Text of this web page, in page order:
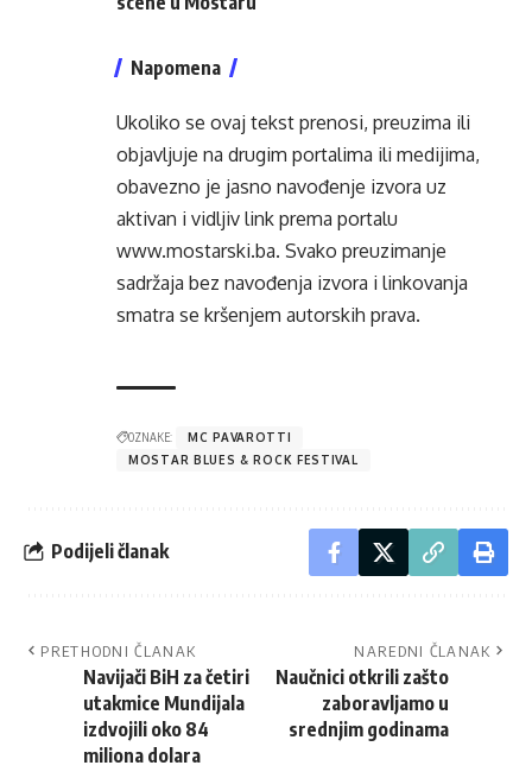
Napomena
Ukoliko se ovaj tekst prenosi, preuzima ili
objavljuje na drugim portalima ili medijima,
obavezno je jasno navođenje izvora uz
aktivan i vidljiv link prema portalu
www.mostarski.ba. Svako preuzimanje
sadržaja bez navođenja izvora i linkovanja
smatra se kršenjem autorskih prava.
OZNAKE:
MC PAVAROTTI
MOSTAR BLUES & ROCK FESTIVAL
Podijeli članak
PRETHODNI ČLANAK
Navijači BiH za četiri
utakmice Mundijala
izdvojili oko 84
miliona dolara
NAREDNI ČLANAK
Naučnici otkrili zašto
zaboravljamo u
srednjim godinama